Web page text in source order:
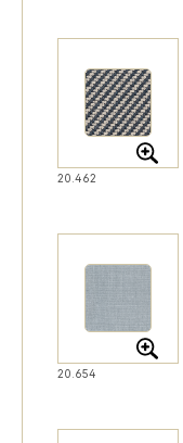
20.462
20.654